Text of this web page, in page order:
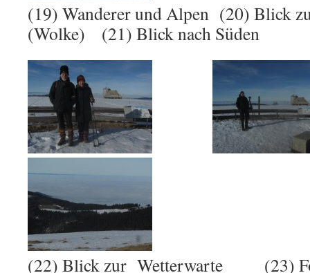
(19) Wanderer und Alpen (20) Blick
(Wolke) (21) Blick nach Süden
(22) Blick zur Wetterwarte